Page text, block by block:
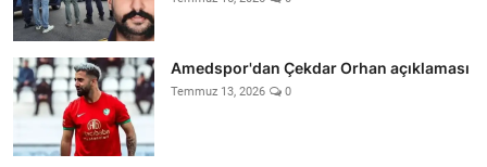
Amedspor'dan Çekdar Orhan açıklaması
Temmuz 13, 2026 0